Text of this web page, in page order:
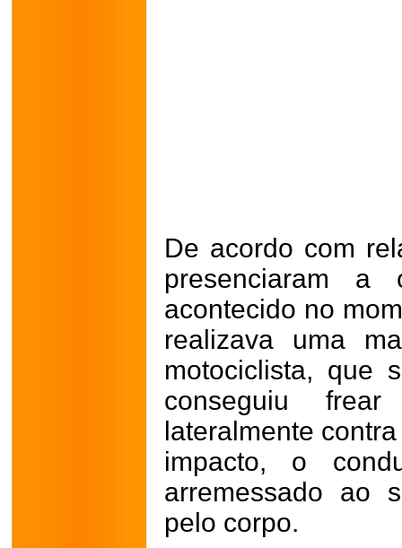
De acordo com
presenciaram a
acontecido no
realizava uma
motociclista, que
conseguiu
lateralmente
impacto, o
arremessado ao
pelo corpo.